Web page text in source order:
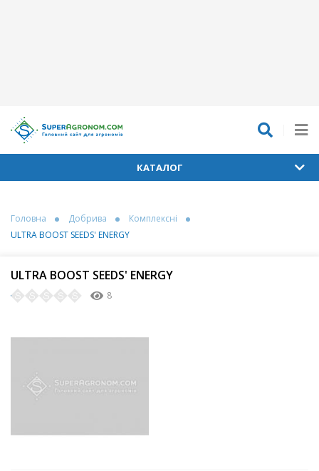
КАТАЛОГ
Головна Добрива
Комплексні
ULTRA BOOST SEEDS' ENERGY
ULTRA BOOST SEEDS' ENERGY
8